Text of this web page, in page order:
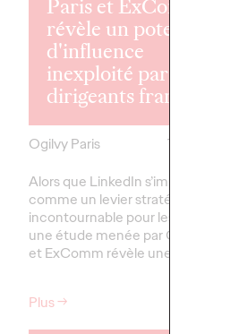
Paris et ExComm
révèle un potentiel
d'influence
inexploité par les
dirigeants français
Ogilvy Paris
17/02/2026
Alors que LinkedIn s’impose
comme un levier stratégique
incontournable pour les dirigeants,
une étude menée par Ogilvy Paris
et ExComm révèle une…
Plus→